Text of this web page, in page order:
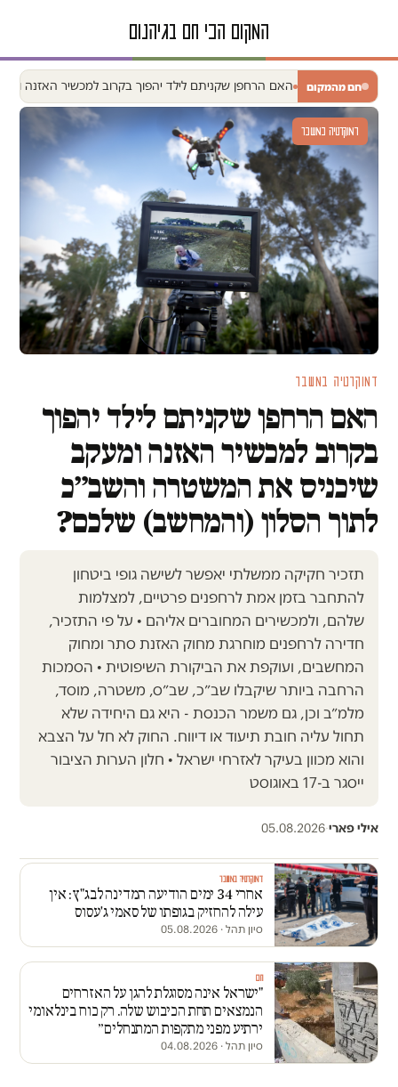
חם מהמקום האם הרחפן שקניתם לילד יהפוך בקרוב למכשיר האזנה
דמוקרטיה במשבר
דמוקרטיה במשבר
האם הרחפן שקניתם לילד יהפוך
בקרוב למכשיר האזנה ומעקב
שיכניס את המשטרה והשב״כ
לתוך הסלון (והמחשב) שלכם?
תזכיר חקיקה ממשלתי יאפשר לשישה גופי ביטחון
להתחבר בזמן אמת לרחפנים פרטיים, למצלמות
שלהם, ולמכשירים המחוברים אליהם • על פי התזכיר,
חדירה לרחפנים מוחרגת מחוק האזנת סתר ומחוק
המחשבים, ועוקפת את הביקורת השיפוטית • הסמכות
הרחבה ביותר שיקבלו שב״כ, שב״ס, משטרה, מוסד,
מלמ״ב וכן, גם משמר הכנסת - היא גם היחידה שלא
תחול עליה חובת תיעוד או דיווח. החוק לא חל על הצבא
והוא מכוון בעיקר לאזרחי ישראל • חלון הערות הציבור
ייסגר ב-17 באוגוסט
אילי פארי·
05.08.2026
דמוקרטיה במשבר
אחרי 34 ימים הודיעה המדינה לבג"ץ: אין
עילה להחזיק בגופתו של סאמי ג'עסוס
סיון תהל·
05.08.2026
חם
"ישראל אינה מסוגלת להגן על האזרחים
הנמצאים תחת הכיבוש שלה. רק כוח בינלאומי
ירתיע מפני מתקפות המתנחלים״
סיון תהל·
04.08.2026